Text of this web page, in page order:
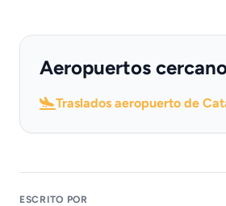
Aeropuertos
Traslados aeropuerto de
ESCRITO POR